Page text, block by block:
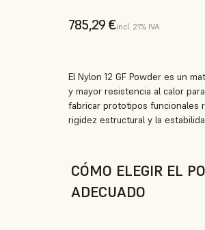
785,29 €incl. 21% IVA
El Nylon 12 GF Powder es un
y mayor resistencia al calor
fabricar prototipos funcionales
rigidez estructural y la
CÓMO ELEGIR EL
ADECUADO